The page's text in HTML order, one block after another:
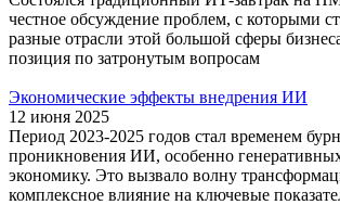
честное обсуждение проблем, с которыми
разные отрасли этой большой сферы
позиция по затронутым вопросам
Экономические эффекты внедрения ИИ
12 июня 2025
Период 2023-2025 годов стал временем
проникновения ИИ, особенно
экономику. Это вызвало волну
комплексное влияние на ключевые